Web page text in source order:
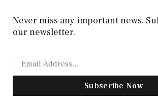
Never miss any important news.
our newsletter.
Subscribe Now